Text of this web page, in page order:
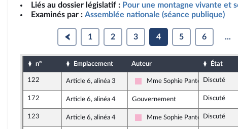
Liés au dossier législatif : Pour une montagne vivante et
Examinés par : Assemblée nationale (séance publique)
1 2 3 4 5 6 ...
n° Emplacement Auteur État
122 Article 6, alinéa 3
Socialistes et apparentés
Mme Sophie Pantel Discuté
172 Article 6, alinéa 4 Gouvernement Discuté
123 Article 6, alinéa 4
Socialistes et apparentés
Mme Sophie Pantel Discuté